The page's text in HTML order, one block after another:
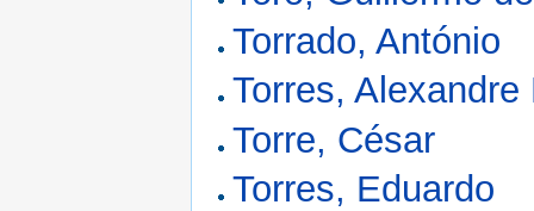
Torrado, António
Torres, Alexandre
Torre, César
Torres, Eduardo